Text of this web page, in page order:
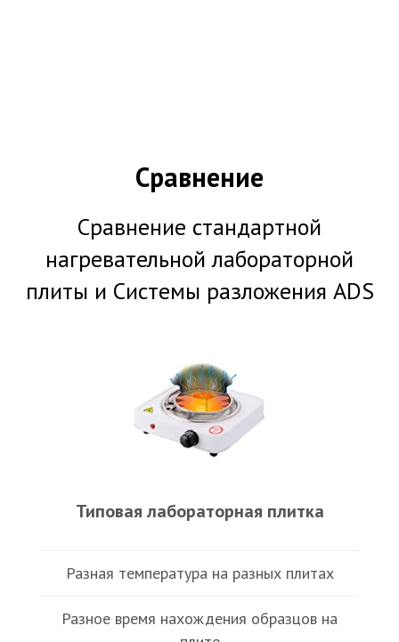
Сравнение
Сравнение стандартной
нагревательной лабораторной
плиты и Cистемы разложения ADS
Типовая лабораторная плитка
Разная температура на разных плитах
Разное время нахождения образцов на